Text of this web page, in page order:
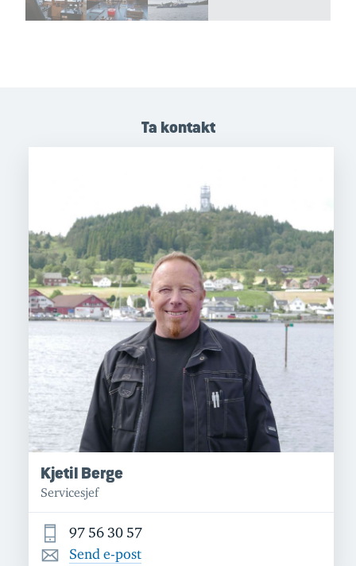
Ta kontakt
Kjetil Berge
Servicesjef
97 56 30 57
Send e-post